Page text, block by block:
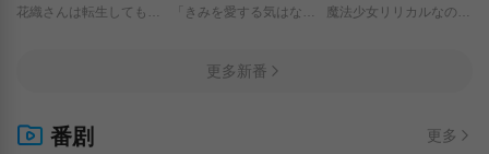
花織さんは転生しても喧嘩がしたい/ 「きみを愛する気はない」と言った次期公爵様がなぜか溺愛してきます/ 魔法少女リリカルなのは/EXCEEDS/Gun/Blaze/Vengeance/
更多新番
番剧 更多